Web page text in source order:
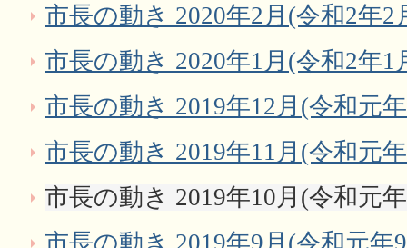
市長の動き 2020年2月(令和2年2
市長の動き 2020年1月(令和2年1
市長の動き 2019年12月(令和元
市長の動き 2019年11月(令和元
市長の動き 2019年10月(令和元
市長の動き 2019年9月(令和元年